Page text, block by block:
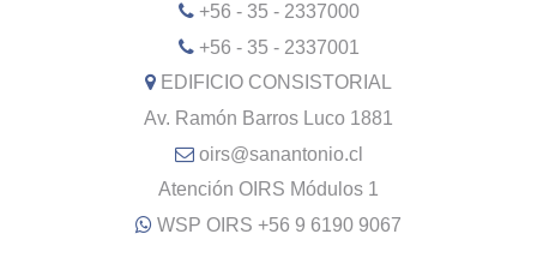
+56 - 35 - 2337000
+56 - 35 - 2337001
EDIFICIO CONSISTORIAL
Av. Ramón Barros Luco 1881
oirs@sanantonio.cl
Atención OIRS Módulos 1
WSP OIRS +56 9 6190 9067